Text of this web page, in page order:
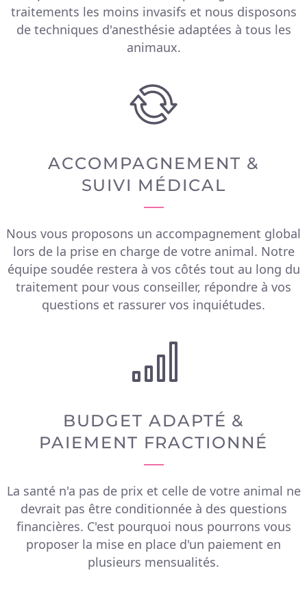
traitements les moins invasifs et nous disposons
de techniques d'anesthésie adaptées à tous les
animaux.
ACCOMPAGNEMENT &
SUIVI MÉDICAL
Nous vous proposons un accompagnement global
lors de la prise en charge de votre animal. Notre
équipe soudée restera à vos côtés tout au long du
traitement pour vous conseiller, répondre à vos
questions et rassurer vos inquiétudes.
BUDGET ADAPTÉ &
PAIEMENT FRACTIONNÉ
La santé n'a pas de prix et celle de votre animal ne
devrait pas être conditionnée à des questions
financières. C'est pourquoi nous pourrons vous
proposer la mise en place d'un paiement en
plusieurs mensualités.